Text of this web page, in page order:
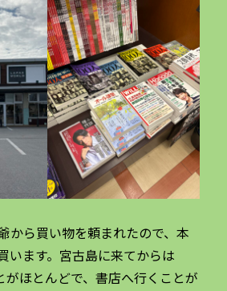
から買い物を頼まれたので、本
います。宮古島に来てからは
がほとんどで、書店へ行くことが